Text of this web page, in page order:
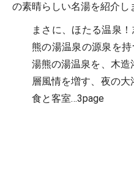
の素晴らしい名湯を紹介し
まさに、ほたる温泉
熊の湯温泉の源泉を
湯熊の湯温泉を、木
層風情を増す、夜の
食と客室…3page